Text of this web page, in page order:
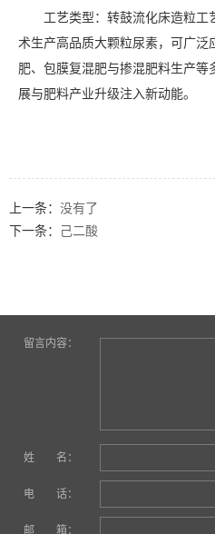
工艺类型：转鼓流化床造粒工
术生产高品质大颗粒尿素，可广泛
肥、包膜复混肥与掺混肥料生产等
展与肥料产业升级注入新动能。
上一条： 没有了
下一条：
己二酸
留言内容：
姓 名：
电 话：
邮 箱：